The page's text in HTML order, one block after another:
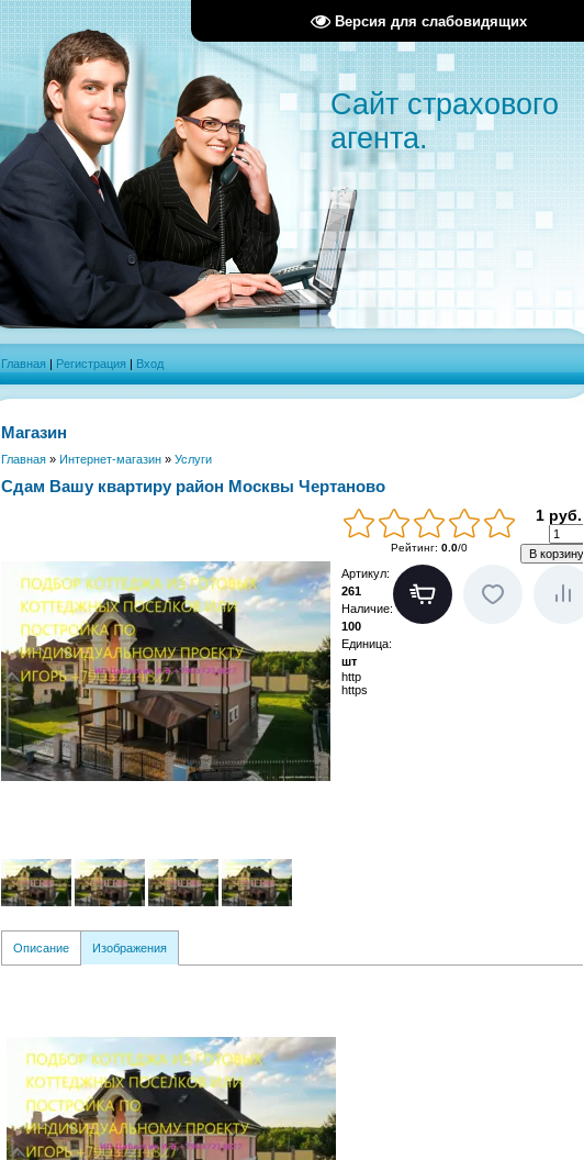
Версия для слабовидящих
Сайт страхового
агента.
Главная | Регистрация | Вход
Магазин
Главная » Интернет-магазин » Услуги
Сдам Вашу квартиру район Москвы Чертаново
Рейтинг: 0.0/0
1 руб.
Артикул:
261
Наличие:
100
Единица:
шт
http
https
Описание Изображения